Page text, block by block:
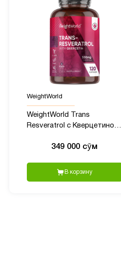
WeightWorld
WeightWorld Trans
Resveratrol с Кверцетином,
349 000 сӯм
В корзину